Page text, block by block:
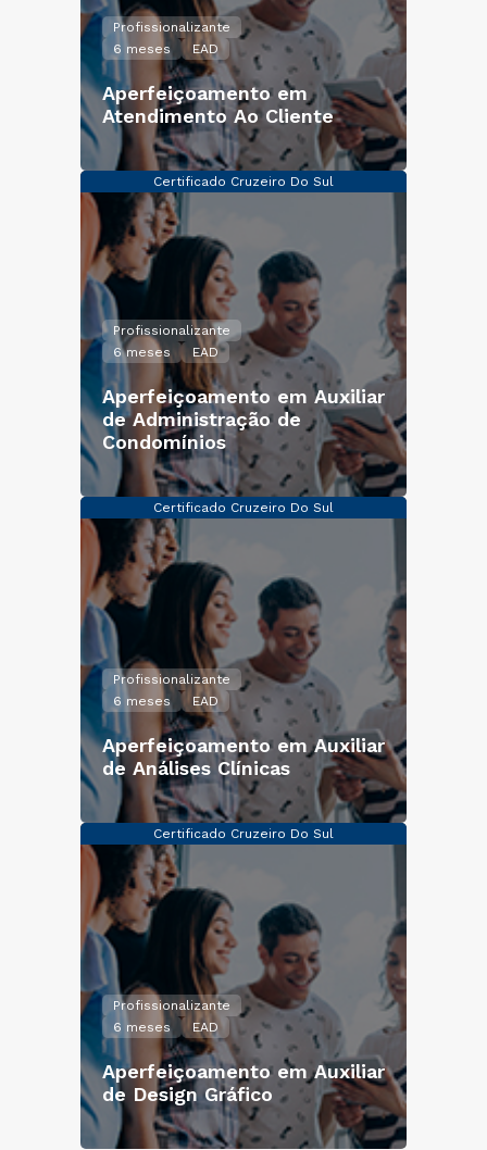
Profissionalizante
6 meses
EAD
Aperfeiçoamento em
Atendimento Ao Cliente
Certificado Cruzeiro Do Sul
Profissionalizante
6 meses
EAD
Aperfeiçoamento em Auxiliar
de Administração de
Condomínios
Certificado Cruzeiro Do Sul
Profissionalizante
6 meses
EAD
Aperfeiçoamento em Auxiliar
de Análises Clínicas
Certificado Cruzeiro Do Sul
Profissionalizante
6 meses
EAD
Aperfeiçoamento em Auxiliar
de Design Gráfico